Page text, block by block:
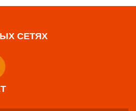
СЕТЯХ